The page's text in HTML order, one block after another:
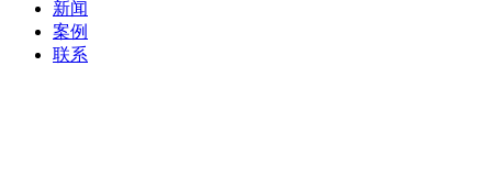
新闻
案例
联系